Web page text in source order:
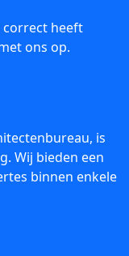
correct heeft
ons op.
is
Wij bieden een
binnen enkele